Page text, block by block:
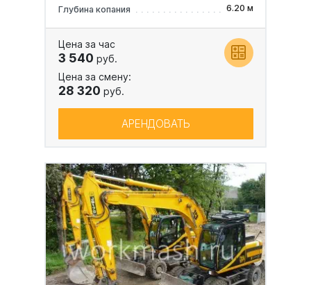
Глубина копания
6.20 м
Цена за час
3 540 руб.
Цена за смену:
28 320 руб.
АРЕНДОВАТЬ